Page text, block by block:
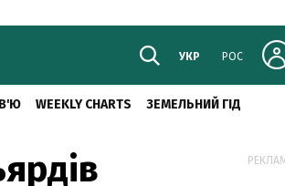
УКР РОС
WEEKLY CHARTS ЗЕМЕЛЬНИЙ ГІД